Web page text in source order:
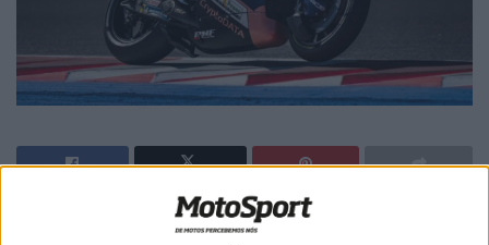
🔊 Ouvir artigo